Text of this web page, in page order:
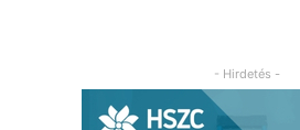
- Hirdetés -